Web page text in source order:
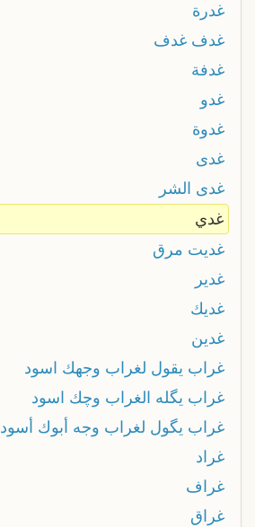
غدرة
غدف غدف
غدفة
غدو
غدوة
غدى
غدى الشر
غدي
غديت مرق
غدير
غديك
غدين
غراب يقول لغراب وجهك اسود
غراب يگله الغراب وچك اسود
غراب يگول لغراب وجه أبوك أسود
غراد
غراف
غراق